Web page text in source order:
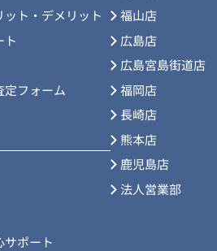
ト・デメリット
ト
定フォーム
サポート
福山店
広島店
広島宮島街道店
福岡店
長崎店
熊本店
鹿児島店
法人営業部